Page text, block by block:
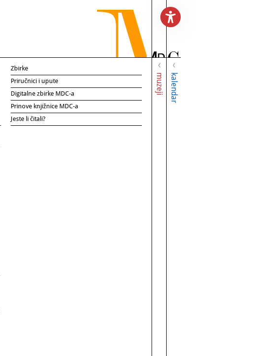
muzeji kalendar
Zbirke
Priručnici i upute
Digitalne zbirke MDC-a
Prinove knjižnice MDC-a
Jeste li čitali?